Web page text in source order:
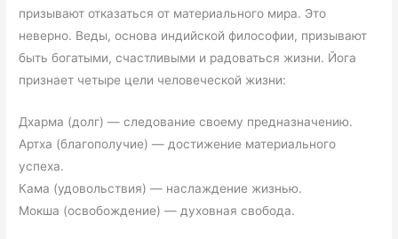
призывают отказаться от материального мира. Это
неверно. Веды, основа индийской философии, призывают
быть богатыми, счастливыми и радоваться жизни. Йога
признает четыре цели человеческой жизни:
Дхарма (долг) — следование своему предназначению.
Артха (благополучие) — достижение материального
успеха.
Кама (удовольствия) — наслаждение жизнью.
Мокша (освобождение) — духовная свобода.